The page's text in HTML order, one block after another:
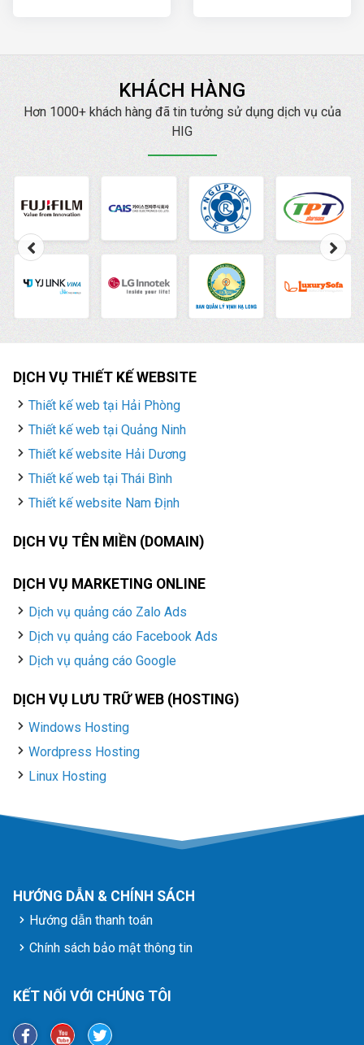
KHÁCH HÀNG
Hơn 1000+ khách hàng đã tin tưởng sử dụng dịch vụ của
HIG
DỊCH VỤ THIẾT KẾ WEBSITE
Thiết kế web tại Hải Phòng
Thiết kế web tại Quảng Ninh
Thiết kế website Hải Dương
Thiết kế web tại Thái Bình
Thiết kế website Nam Định
DỊCH VỤ TÊN MIỀN (DOMAIN)
DỊCH VỤ MARKETING ONLINE
Dịch vụ quảng cáo Zalo Ads
Dịch vụ quảng cáo Facebook Ads
Dịch vụ quảng cáo Google
DỊCH VỤ LƯU TRỮ WEB (HOSTING)
Windows Hosting
Wordpress Hosting
Linux Hosting
HƯỚNG DẪN & CHÍNH SÁCH
Hướng dẫn thanh toán
Chính sách bảo mật thông tin
KẾT NỐI VỚI CHÚNG TÔI